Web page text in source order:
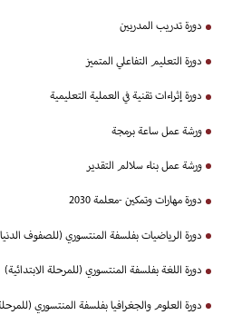
دورة تدريب المدربين
دورة التعليم التفاعلي المتميز
دورة إثراءات تقنية في العملية التعليمية
ورشة عمل ساعة برمجة
ورشة عمل بناء سلالم التقدير
دورة مهارات وتمكين -معلمة 2030
دورة الرياضيات بفلسفة المنتسوري (للصفوف
دورة اللغة بفلسفة المنتسوري (للمرحلة الابتدائية)
دورة العلوم والجغرافيا بفلسفة المنتسوري